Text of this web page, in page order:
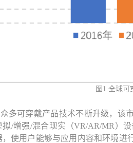
图1.全球可
众多可穿戴产品技术不断升级，该
拟/增强/混合现实（VR/AR/MR）
，使用户能够与应用内容和环境进